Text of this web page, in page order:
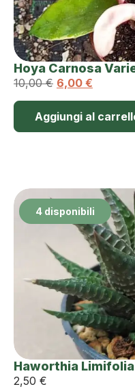
Hoya Carnosa
10,00€ 6,00 €
Aggiungi al
4 disponibili
Haworthia Limifolia
2,50 €